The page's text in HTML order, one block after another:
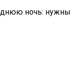
ночь: нужны